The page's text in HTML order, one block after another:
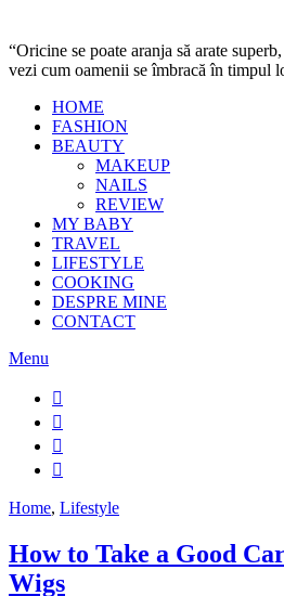
“Oricine se poate aranja să arate
vezi cum oamenii se îmbracă în timpul
HOME
FASHION
BEAUTY
MAKEUP
NAILS
REVIEW
MY BABY
TRAVEL
LIFESTYLE
COOKING
DESPRE MINE
CONTACT
Menu
Home, Lifestyle
How to Take a Good
Wigs